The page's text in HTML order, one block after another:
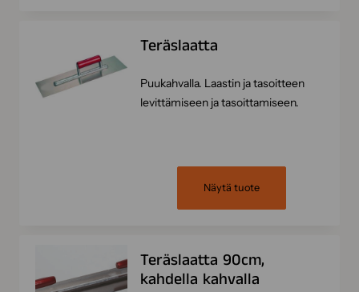
Teräslaatta
Puukahvalla. Laastin ja tasoitteen
levittämiseen ja tasoittamiseen.
Näytä tuote
Teräslaatta 90cm,
kahdella kahvalla